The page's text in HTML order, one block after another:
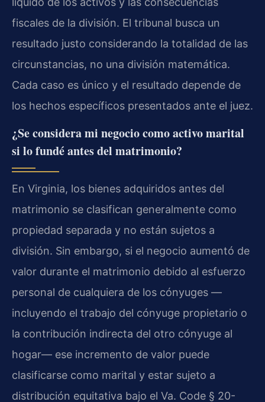
fiscales de la división. El tribunal busca un
resultado justo considerando la totalidad de las
circunstancias, no una división matemática.
Cada caso es único y el resultado depende de
los hechos específicos presentados ante el juez.
¿Se considera mi negocio como activo marital
si lo fundé antes del matrimonio?
En Virginia, los bienes adquiridos antes del
matrimonio se clasifican generalmente como
propiedad separada y no están sujetos a
división. Sin embargo, si el negocio aumentó de
valor durante el matrimonio debido al esfuerzo
personal de cualquiera de los cónyuges —
incluyendo el trabajo del cónyuge propietario o
la contribución indirecta del otro cónyuge al
hogar— ese incremento de valor puede
clasificarse como marital y estar sujeto a
distribución equitativa bajo el Va. Code § 20-